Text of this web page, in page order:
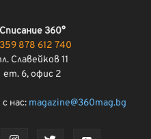
Списание 360°
878 612 740
Славейков 11
ет. 6, офис 2
нас: magazine@360mag.bg